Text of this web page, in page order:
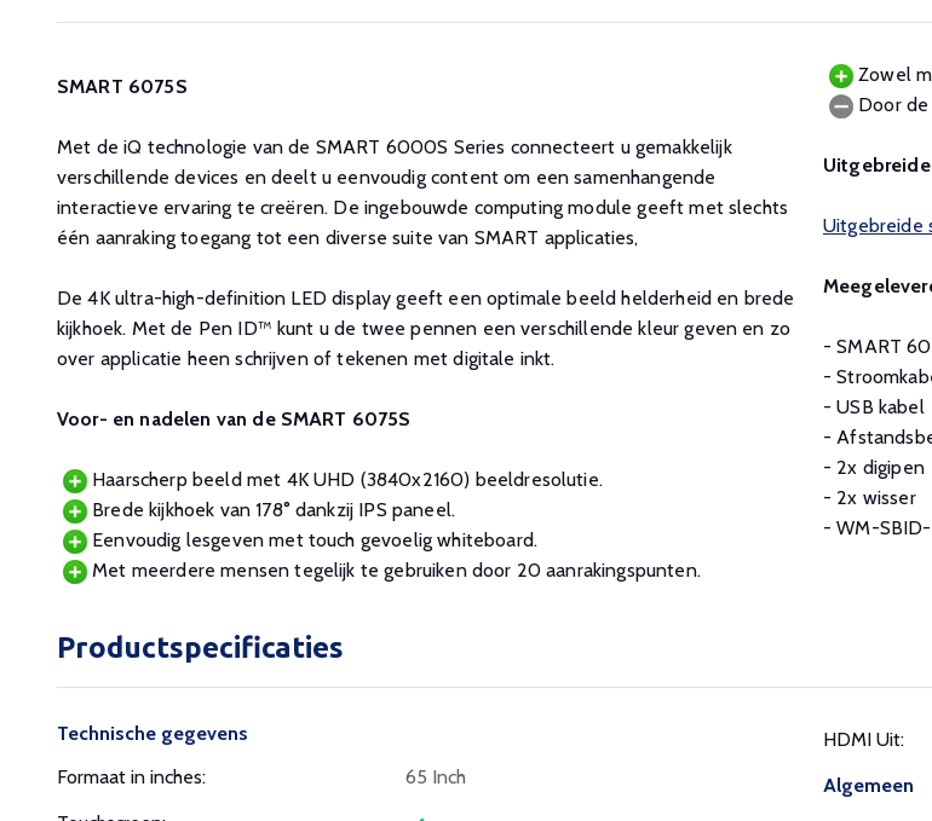
SMART 6075S
Met de iQ technologie van de SMART 6000S Series connecteert u gemakkelijk
verschillende devices en deelt u eenvoudig content om een samenhangende
interactieve ervaring te creëren. De ingebouwde computing module geeft met slechts
één aanraking toegang tot een diverse suite van SMART applicaties,
De 4K ultra-high-definition LED display geeft een optimale beeld helderheid en brede
kijkhoek. Met de Pen ID™ kunt u de twee pennen een verschillende kleur geven en zo
over applicatie heen schrijven of tekenen met digitale inkt.
Voor- en nadelen van de SMART 6075S
Haarscherp beeld met 4K UHD (3840x2160) beeldresolutie.
Brede kijkhoek van 178° dankzij IPS paneel.
Eenvoudig lesgeven met touch gevoelig whiteboard.
Met meerdere mensen tegelijk te gebruiken door 20 aanrakingspunten.
Zowel
Door
Uitgebreide
- SMART
-
- USB kabel
-
- 2x digipen
- 2x wisser
- WM-
Productspecificaties
Technische gegevens
Formaat in inches:
65 Inch
HDMI Uit:
Algemeen